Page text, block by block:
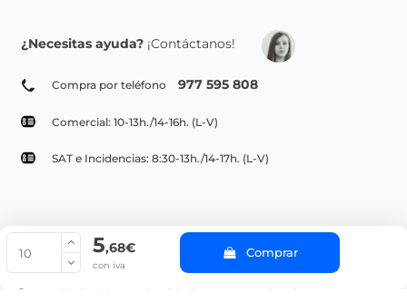
5,68€
con iva
Comprar
La cantidad mínima en el pedido de compra para el producto es 10.
¿Necesitas ayuda? ¡Contáctanos!
Compra por teléfono 977 595 808
Comercial: 10-13h./14-16h. (L-V)
SAT e Incidencias: 8:30-13h./14-17h. (L-V)
© Copyright 2022 PepeBar.com |
Aviso legal y
Condiciones generales de compra |
Blog